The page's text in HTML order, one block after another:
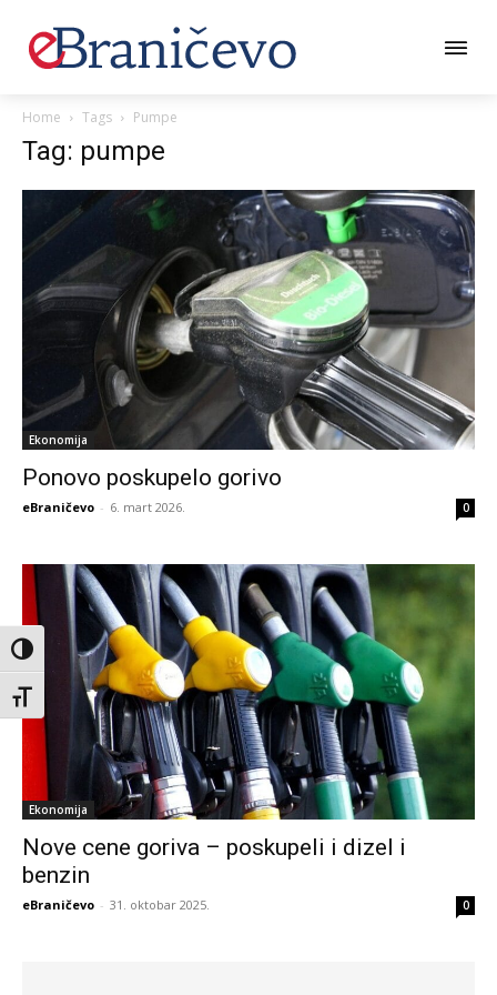
Toggle High Contrast
Toggle Font size
Home Tags Pumpe
Tag: pumpe
Ekonomija
Ponovo poskupelo gorivo
eBraničevo - 6. mart 2026. 0
Ekonomija
Nove cene goriva – poskupeli i dizel i
benzin
eBraničevo - 31. oktobar 2025. 0